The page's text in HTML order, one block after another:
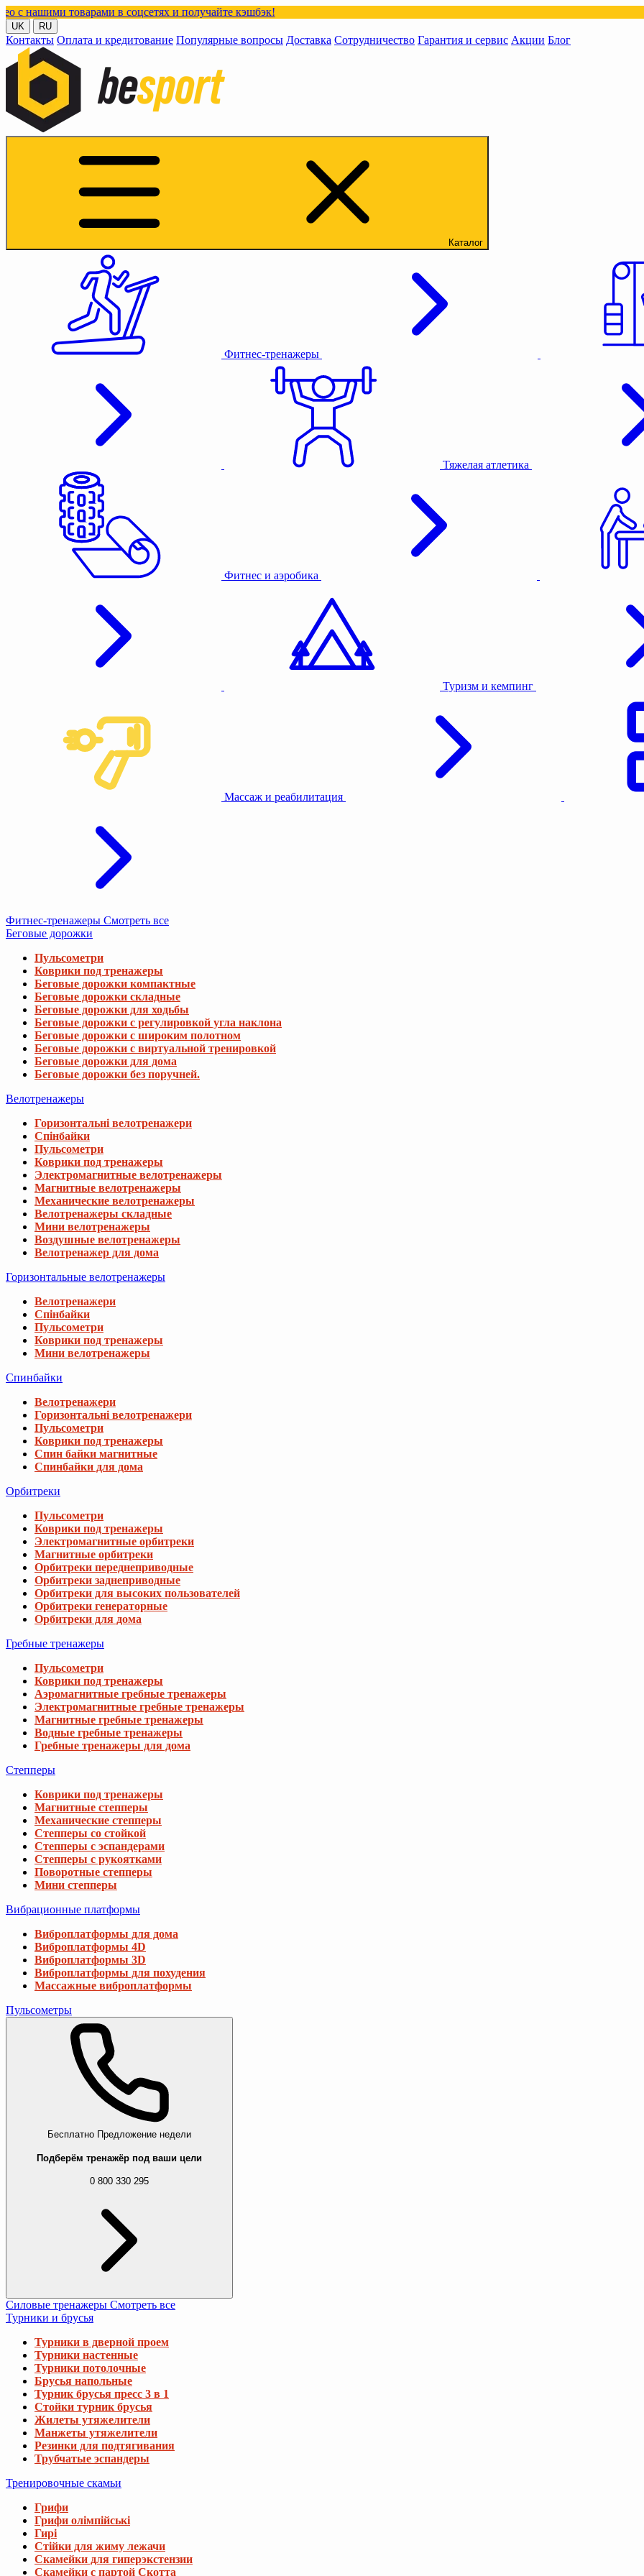
в соцсетях и получайте кэшбэк!
UK RU
Контакты Оплата и кредитование Популярные вопросы Доставка Сотрудничество Гарантия и сервис Акции Блог
Каталог
Фитнес-тренажеры
Тяжелая атлетика
Фитнес и аэробика
Туризм и кемпинг
Массаж и реабилитация
Фитнес-тренажеры Смотреть все
Беговые дорожки
Пульсометри
Коврики под тренажеры
Беговые дорожки компактные
Беговые дорожки складные
Беговые дорожки для ходьбы
Беговые дорожки с регулировкой угла наклона
Беговые дорожки с широким полотном
Беговые дорожки с виртуальной тренировкой
Беговые дорожки для дома
Беговые дорожки без поручней.
Велотренажеры
Горизонтальні велотренажери
Спінбайки
Пульсометри
Коврики под тренажеры
Электромагнитные велотренажеры
Магнитные велотренажеры
Механические велотренажеры
Велотренажеры складные
Мини велотренажеры
Воздушные велотренажеры
Велотренажер для дома
Горизонтальные велотренажеры
Велотренажери
Спінбайки
Пульсометри
Коврики под тренажеры
Мини велотренажеры
Спинбайки
Велотренажери
Горизонтальні велотренажери
Пульсометри
Коврики под тренажеры
Спин байки магнитные
Спинбайки для дома
Орбитреки
Пульсометри
Коврики под тренажеры
Электромагнитные орбитреки
Магнитные орбитреки
Орбитреки переднеприводные
Орбитреки заднеприводные
Орбитреки для высоких пользователей
Орбитреки генераторные
Орбитреки для дома
Гребные тренажеры
Пульсометри
Коврики под тренажеры
Аэромагнитные гребные тренажеры
Электромагнитные гребные тренажеры
Магнитные гребные тренажеры
Водные гребные тренажеры
Гребные тренажеры для дома
Степперы
Коврики под тренажеры
Магнитные степперы
Механические степперы
Степперы со стойкой
Степперы с эспандерами
Степперы с рукоятками
Поворотные степперы
Мини степперы
Вибрационные платформы
Виброплатформы для дома
Виброплатформы 4D
Виброплатформы 3D
Виброплатформы для похудения
Массажные виброплатформы
Пульсометры
Бесплатно Предложение недели
Подберём тренажёр под ваши цели
0 800 330 295
Силовые тренажеры Смотреть все
Турники и брусья
Турники в дверной проем
Турники настенные
Турники потолочные
Брусья напольные
Турник брусья пресс 3 в 1
Стойки турник брусья
Жилеты утяжелители
Манжеты утяжелители
Резинки для подтягивания
Трубчатые эспандеры
Тренировочные скамьи
Грифи
Грифи олімпійські
Гирі
Стійки для жиму лежачи
Скамейки для гиперэкстензии
Скамейки с партой Скотта